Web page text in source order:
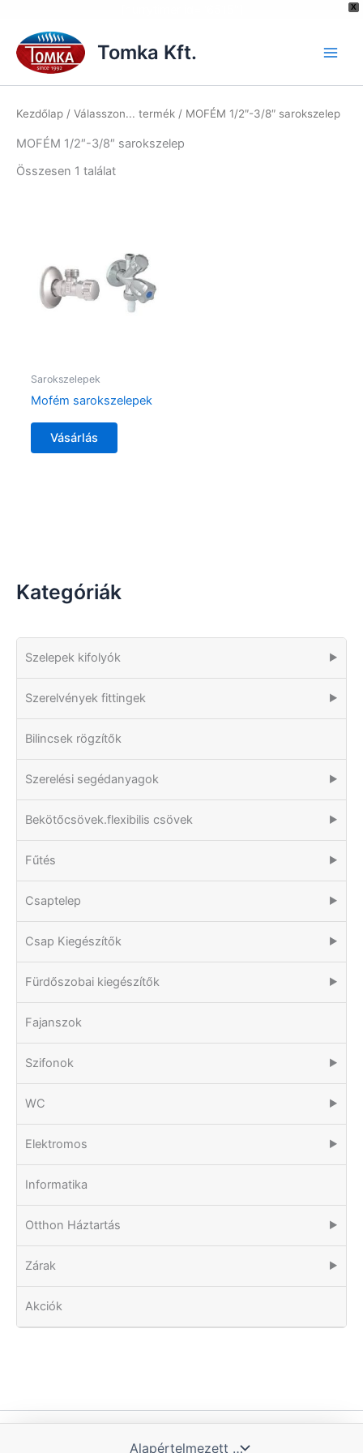
X
content
Tomka Kft.
Kategóriák
Szelepek kifolyók ▶
Szerelvények fittingek ▶
Bilincsek rögzítők
Szerelési segédanyagok ▶
Bekötőcsövek.flexibilis csövek ▶
Fűtés ▶
Csaptelep ▶
Csap Kiegészítők ▶
Fürdőszobai kiegészítők ▶
Fajanszok
Szifonok ▶
WC ▶
Elektromos ▶
Informatika
Otthon Háztartás ▶
Zárak ▶
Akciók
Kezdőlap / Válasszon... termék / MOFÉM 1/2″-3/8″ sarokszelep
MOFÉM 1/2″-3/8″ sarokszelep
Összesen 1 találat
Sarokszelepek
Mofém sarokszelepek
Vásárlás
Copyright © 2026 Tomka Kft. | Powered by Blue Hill IT Solutions